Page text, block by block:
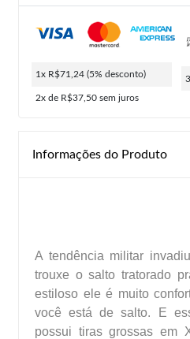
1x R$71,24 (5% desconto)
2x de R$37,50 sem juros
Informações do Produto
A tendência militar
trouxe o salto tratorado
estiloso ele é muito
você está de salto. E
possui tiras grossas em